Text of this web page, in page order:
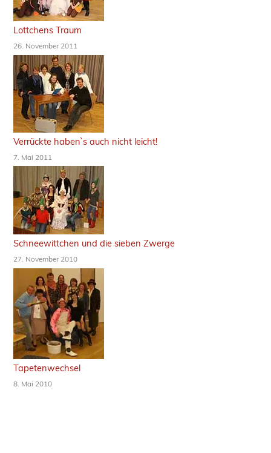
Lottchens Traum
26. November 2011
Verrückte haben`s auch nicht leicht!
7. Mai 2011
Schneewittchen und die sieben Zwerge
27. November 2010
Tapetenwechsel
8. Mai 2010